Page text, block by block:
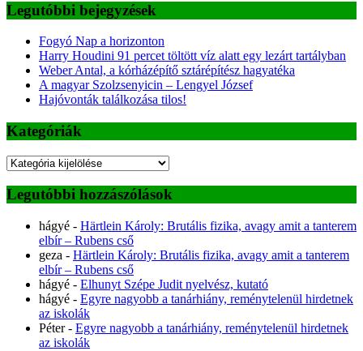
Legutóbbi bejegyzések
Fogyó Nap a horizonton
Harry Houdini 91 percet töltött víz alatt egy lezárt tartályban
Weber Antal, a kórházépítő sztárépítész hagyatéka
A magyar Szolzsenyicin – Lengyel József
Hajóvonták találkozása tilos!
Kategóriák
Kategóriák
Legutóbbi hozzászólások
hágyé - Härtlein Károly: Brutális fizika, avagy amit a tanterem
elbír – Rubens cső
geza - Härtlein Károly: Brutális fizika, avagy amit a tanterem
elbír – Rubens cső
hágyé - Elhunyt Szépe Judit nyelvész, kutató
hágyé - Egyre nagyobb a tanárhiány, reménytelenül hirdetnek
az iskolák
Péter- Egyre nagyobb a tanárhiány, reménytelenül hirdetnek
az iskolák